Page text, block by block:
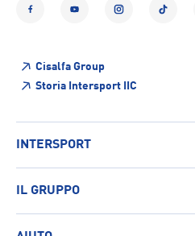
YouTubeInstagramTikTok
Cisalfa Group
Storia Intersport IIC
INTERSPORT
IL GRUPPO